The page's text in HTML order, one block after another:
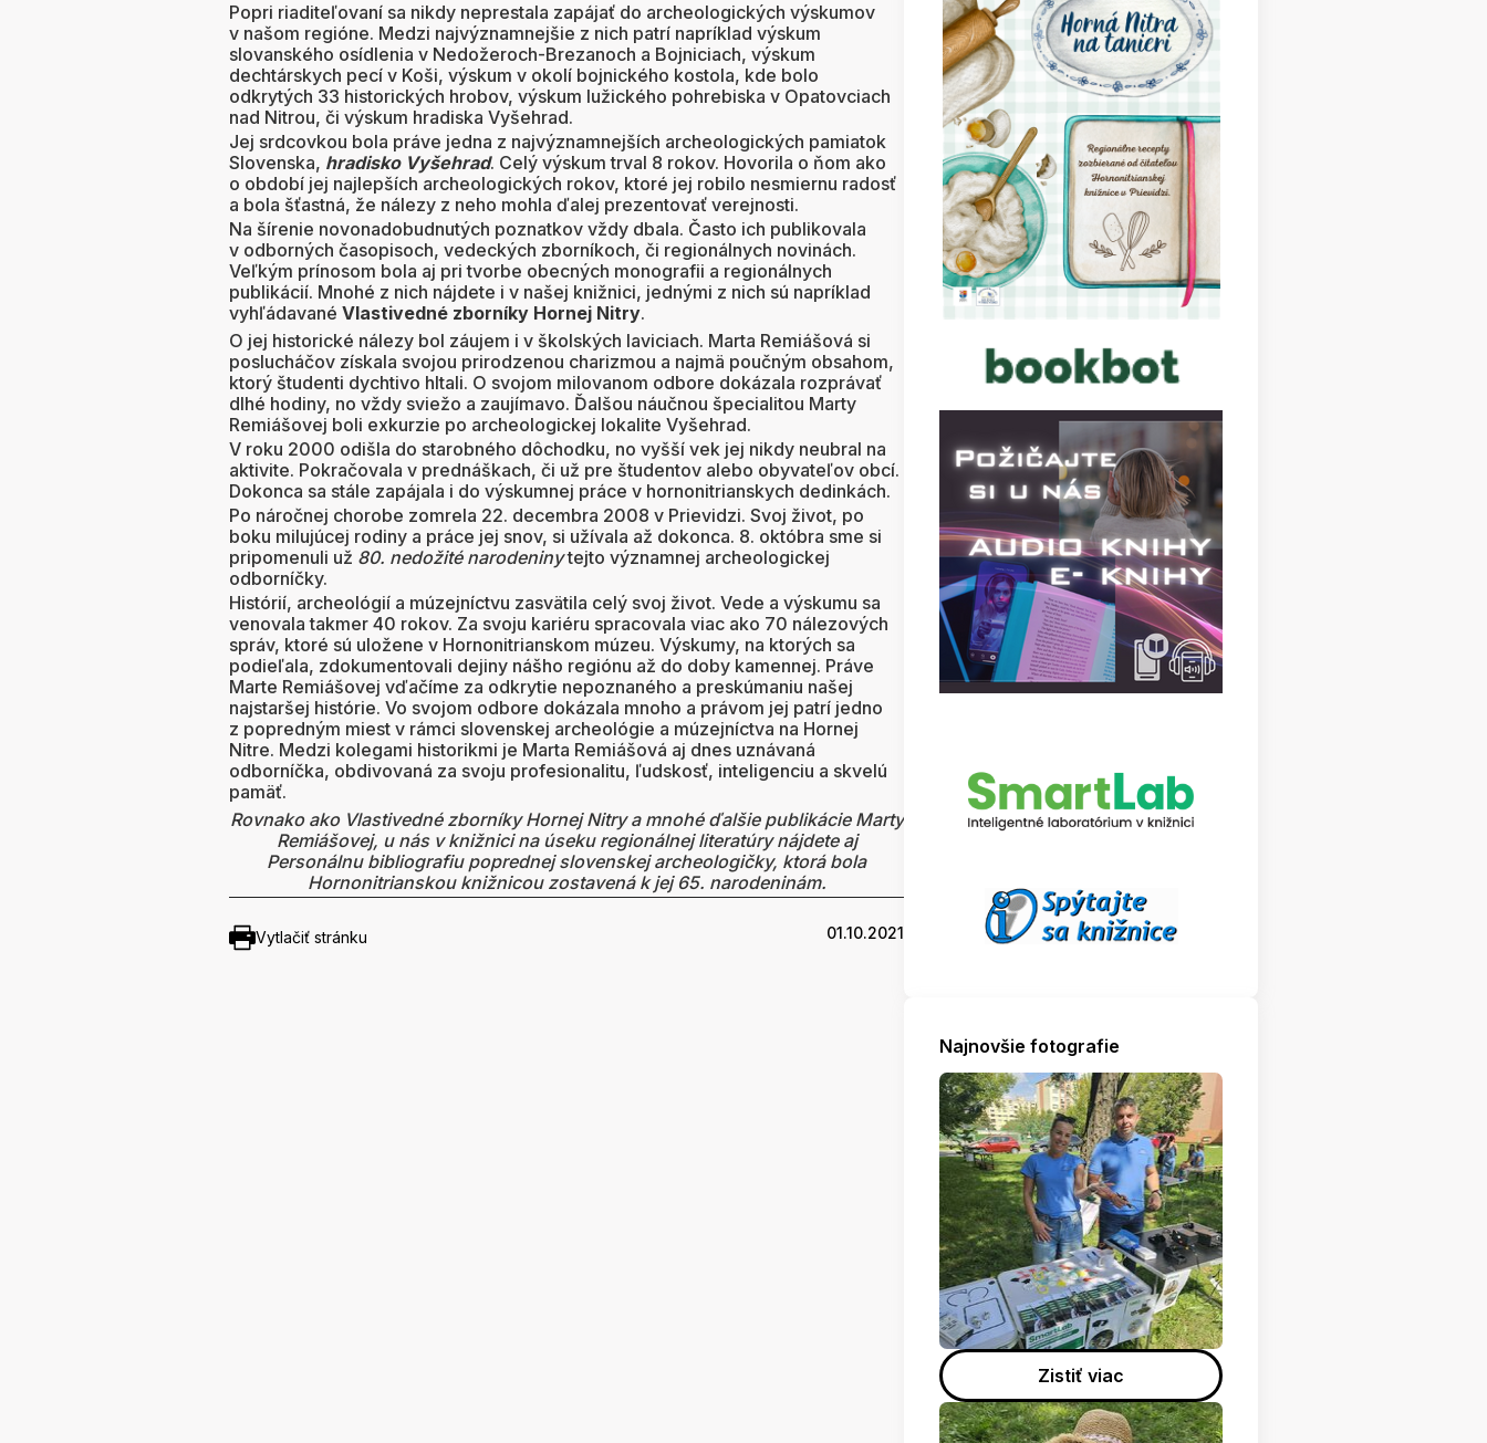
Popri riaditeľovaní sa nikdy neprestala zapájať do archeologických výskumov
v našom regióne. Medzi najvýznamnejšie z nich patrí napríklad výskum
slovanského osídlenia v Nedožeroch-Brezanoch a Bojniciach, výskum
dechtárskych pecí v Koši, výskum v okolí bojnického kostola, kde bolo
odkrytých 33 historických hrobov, výskum lužického pohrebiska v Opatovciach
nad Nitrou, či výskum hradiska Vyšehrad.
Jej srdcovkou bola práve jedna z najvýznamnejších archeologických pamiatok
Slovenska, hradisko Vyšehrad. Celý výskum trval 8 rokov. Hovorila o ňom ako
o období jej najlepších archeologických rokov, ktoré jej robilo nesmiernu radosť
a bola šťastná, že nálezy z neho mohla ďalej prezentovať verejnosti.
Na šírenie novonadobudnutých poznatkov vždy dbala. Často ich publikovala
v odborných časopisoch, vedeckých zborníkoch, či regionálnych novinách.
Veľkým prínosom bola aj pri tvorbe obecných monografii a regionálnych
publikácií. Mnohé z nich nájdete i v našej knižnici, jednými z nich sú napríklad
vyhľádavané Vlastivedné zborníky Hornej Nitry.
O jej historické nálezy bol záujem i v školských laviciach. Marta Remiášová si
poslucháčov získala svojou prirodzenou charizmou a najmä poučným obsahom,
ktorý študenti dychtivo hltali. O svojom milovanom odbore dokázala rozprávať
dlhé hodiny, no vždy sviežo a zaujímavo. Ďalšou náučnou špecialitou Marty
Remiášovej boli exkurzie po archeologickej lokalite Vyšehrad.
V roku 2000 odišla do starobného dôchodku, no vyšší vek jej nikdy neubral na
aktivite. Pokračovala v prednáškach, či už pre študentov alebo obyvateľov obcí.
Dokonca sa stále zapájala i do výskumnej práce v hornonitrianskych dedinkách.
Po náročnej chorobe zomrela 22. decembra 2008 v Prievidzi. Svoj život, po
boku milujúcej rodiny a práce jej snov, si užívala až dokonca. 8. októbra sme si
pripomenuli už 80. nedožité narodeninytejto významnej archeologickej
odborníčky.
Histórií, archeológií a múzejníctvu zasvätila celý svoj život. Vede a výskumu sa
venovala takmer 40 rokov. Za svoju kariéru spracovala viac ako 70 nálezových
správ, ktoré sú uložene v Hornonitrianskom múzeu. Výskumy, na ktorých sa
podieľala, zdokumentovali dejiny nášho regiónu až do doby kamennej. Práve
Marte Remiášovej vďačíme za odkrytie nepoznaného a preskúmaniu našej
najstaršej histórie. Vo svojom odbore dokázala mnoho a právom jej patrí jedno
z popredným miest v rámci slovenskej archeológie a múzejníctva na Hornej
Nitre. Medzi kolegami historikmi je Marta Remiášová aj dnes uznávaná
odborníčka, obdivovaná za svoju profesionalitu, ľudskosť, inteligenciu a skvelú
pamäť.
Rovnako ako Vlastivedné zborníky Hornej Nitry a mnohé ďalšie publikácie Marty
Remiášovej, u nás v knižnici na úseku regionálnej literatúry nájdete aj
Personálnu bibliografiu poprednej slovenskej archeologičky, ktorá bola
Hornonitrianskou knižnicou zostavená k jej 65. narodeninám.
Vytlačiť stránku 01.10.2021
Najnovšie fotografie
Zistiť viac